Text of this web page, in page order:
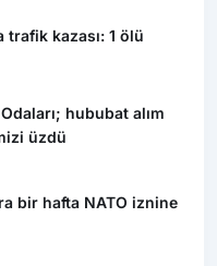
trafik kazası: 1 ölü
hububat alım
üzdü
bir hafta NATO iznine